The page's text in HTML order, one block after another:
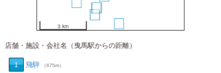
9
10
11
12
3 km
店舗・施設・会社名（曳馬駅からの距離）
1 飛騨 （675m）